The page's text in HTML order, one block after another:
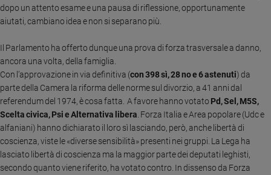
Diritti
Aziende
di
valore
Caso
della
settimana
Migranti
dopo un attento esame e una pausa di riflessione, opportunamente
aiutati, cambiano idea e non si separano più.
Il Parlamento ha offerto dunque una prova di forza trasversale a danno,
ancora una volta, della famiglia.
Con l’approvazione in via definitiva (con 398 sì, 28 no e 6 astenuti) da
parte della Camera la riforma delle norme sul divorzio, a 41 anni dal
referendum del 1974, è cosa fatta. A favore hanno votato Pd, Sel, M5S,
Scelta civica, Psi e Alternativa libera . Forza Italia e Area popolare (Udc e
alfaniani) hanno dichiarato il loro sì lasciando, però, anche libertà di
coscienza, viste le «diverse sensibilità» presenti nei gruppi. La Lega ha
lasciato libertà di coscienza ma la maggior parte dei deputati leghisti,
secondo quanto viene riferito, ha votato contro. In dissenso da Forza